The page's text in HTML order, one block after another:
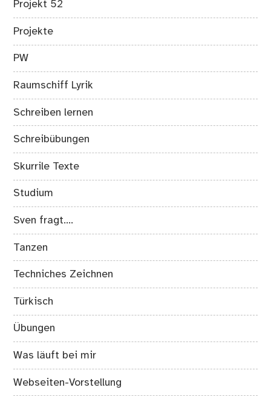
Projekt 52
Projekte
PW
Raumschiff Lyrik
Schreiben lernen
Schreibübungen
Skurrile Texte
Studium
Sven fragt….
Tanzen
Techniches Zeichnen
Türkisch
Übungen
Was läuft bei mir
Webseiten-Vorstellung